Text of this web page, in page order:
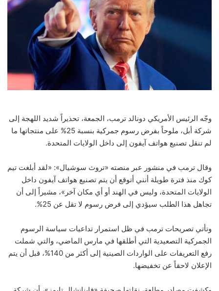
وجّه الرئيس الأمريكي دونالد ترمب، الجمعة، تحذيراً شديد اللهجة إلى
شركة أبل، ملوحاً بفرض رسوم جمركية بنسبة 25% على منتجاتها ما
لم تنقل تصنيع هواتف آيفون إلى داخل الولايات المتحدة.
وقال ترمب في منشور عبر منصته «تروث سوشيال»: «لقد أبلغت تيم
كوك منذ فترة طويلة أنني أتوقع أن يتم تصنيع هواتف آيفون داخل
الولايات المتحدة، وليس في الهند أو أي مكان آخر»، مشيراً إلى أن
تجاهل هذا الطلب سيؤدي إلى فرض رسوم لا تقل عن 25%.
وتأتي تصريحات ترمب في ظل استمرار تداعيات سياسة الرسوم
الجمركية التصعيدية التي أطلقها في مارس الماضي، والتي شملت
رفع التعريفات على الواردات الصينية إلى أكثر من 140%، قبل أن يتم
الإعلان لاحقاً عن تخفيضها.